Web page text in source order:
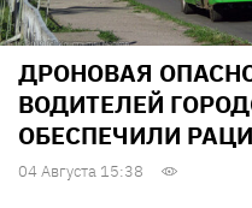
ДРОНОВАЯ
ВОДИТЕЛЕЙ
ОБЕСПЕЧИЛИ
04 Августа 15:38